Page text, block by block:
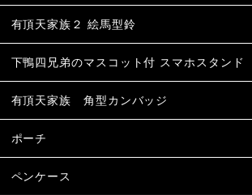
有頂天家族２ 絵馬型鈴
下鴨四兄弟のマスコット付 スマホスタンド
有頂天家族 角型カンバッジ
ポーチ
ペンケース